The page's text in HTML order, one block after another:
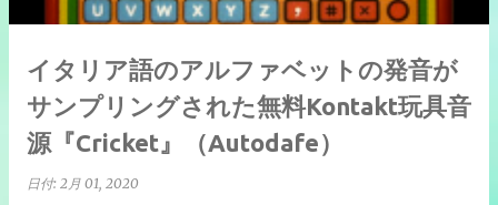
イタリア語のアルファベットの発音が
サンプリングされた無料Kontakt玩具音
源『Cricket』（Autodafe）
日付: 2月 01, 2020